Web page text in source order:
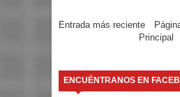
Entrada más reciente
Principal
ENCUÉNTRANOS EN